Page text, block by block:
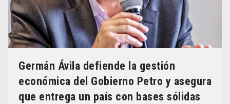
Germán Ávila defiende la gestión
económica del Gobierno Petro y asegura
que entrega un país con bases sólidas